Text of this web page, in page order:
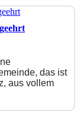
das ist
aus vollem